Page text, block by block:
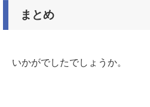
まとめ
いかがでしたでしょうか。